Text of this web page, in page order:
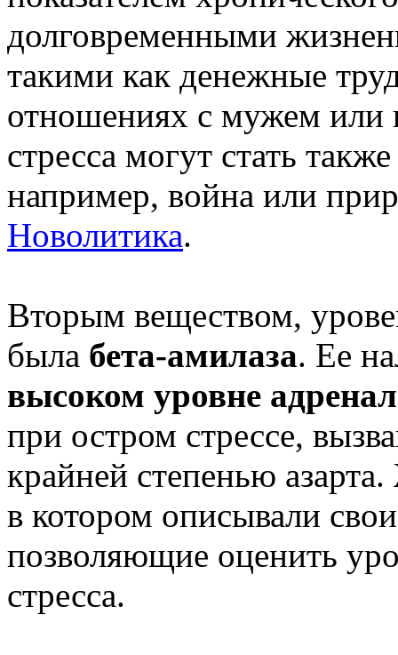
долговременными
такими как денежные
отношениях с мужем или
стресса могут стать
например, война или
Новолитика.
Вторым веществом,
была бета-амилаза. Ее
высоком уровне
при остром стрессе,
крайней степенью
в котором описывали
позволяющие оценить
стресса.